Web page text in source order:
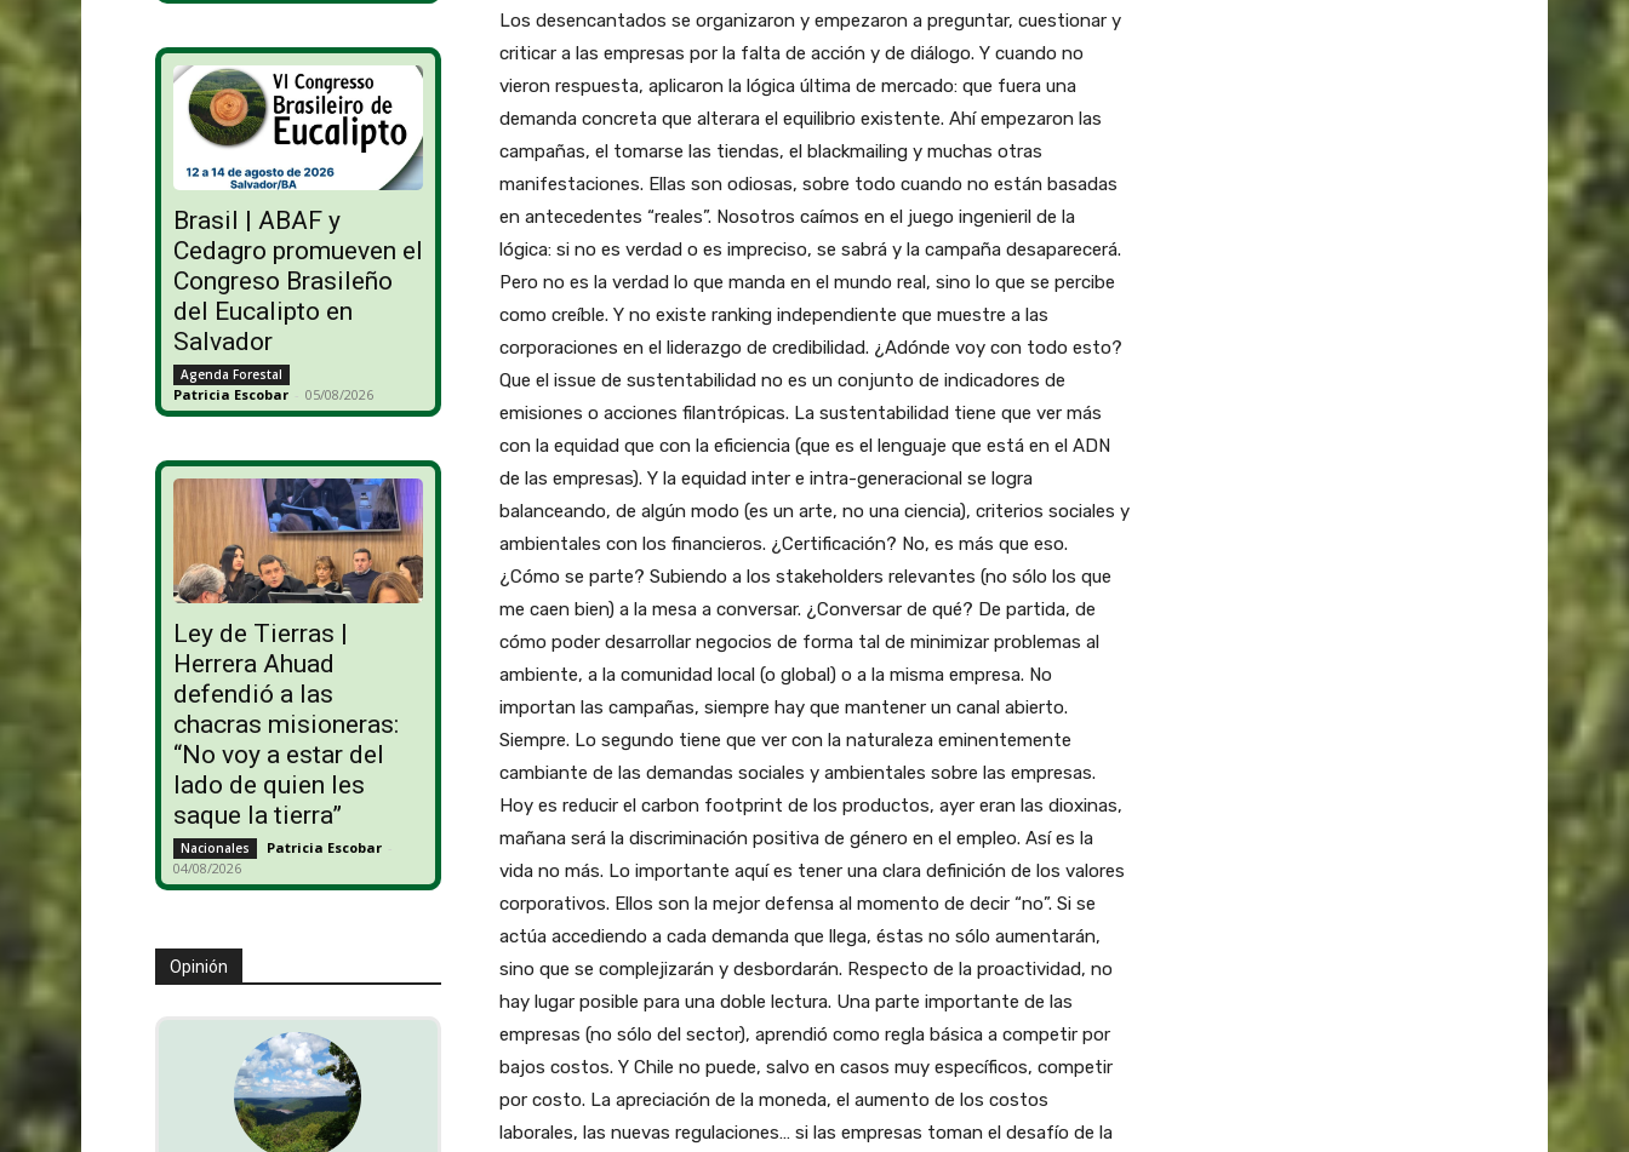
Brasil | ABAF y
Cedagro promueven el
Congreso Brasileño
del Eucalipto en
Salvador
Agenda Forestal
Patricia Escobar - 05/08/2026
Ley de Tierras |
Herrera Ahuad
defendió a las
chacras misioneras:
“No voy a estar del
lado de quien les
saque la tierra”
Nacionales Patricia Escobar -
04/08/2026
Opinión
Los desencantados se organizaron y empezaron a preguntar, cuestionar y
criticar a las empresas por la falta de acción y de diálogo. Y cuando no
vieron respuesta, aplicaron la lógica última de mercado: que fuera una
demanda concreta que alterara el equilibrio existente. Ahí empezaron las
campañas, el tomarse las tiendas, el blackmailing y muchas otras
manifestaciones. Ellas son odiosas, sobre todo cuando no están basadas
en antecedentes “reales”. Nosotros caímos en el juego ingenieril de la
lógica: si no es verdad o es impreciso, se sabrá y la campaña desaparecerá.
Pero no es la verdad lo que manda en el mundo real, sino lo que se percibe
como creíble. Y no existe ranking independiente que muestre a las
corporaciones en el liderazgo de credibilidad. ¿Adónde voy con todo esto?
Que el issue de sustentabilidad no es un conjunto de indicadores de
emisiones o acciones filantrópicas. La sustentabilidad tiene que ver más
con la equidad que con la eficiencia (que es el lenguaje que está en el ADN
de las empresas). Y la equidad inter e intra-generacional se logra
balanceando, de algún modo (es un arte, no una ciencia), criterios sociales y
ambientales con los financieros. ¿Certificación? No, es más que eso.
¿Cómo se parte? Subiendo a los stakeholders relevantes (no sólo los que
me caen bien) a la mesa a conversar. ¿Conversar de qué? De partida, de
cómo poder desarrollar negocios de forma tal de minimizar problemas al
ambiente, a la comunidad local (o global) o a la misma empresa. No
importan las campañas, siempre hay que mantener un canal abierto.
Siempre. Lo segundo tiene que ver con la naturaleza eminentemente
cambiante de las demandas sociales y ambientales sobre las empresas.
Hoy es reducir el carbon footprint de los productos, ayer eran las dioxinas,
mañana será la discriminación positiva de género en el empleo. Así es la
vida no más. Lo importante aquí es tener una clara definición de los valores
corporativos. Ellos son la mejor defensa al momento de decir “no”. Si se
actúa accediendo a cada demanda que llega, éstas no sólo aumentarán,
sino que se complejizarán y desbordarán. Respecto de la proactividad, no
hay lugar posible para una doble lectura. Una parte importante de las
empresas (no sólo del sector), aprendió como regla básica a competir por
bajos costos. Y Chile no puede, salvo en casos muy específicos, competir
por costo. La apreciación de la moneda, el aumento de los costos
laborales, las nuevas regulaciones… si las empresas toman el desafío de la